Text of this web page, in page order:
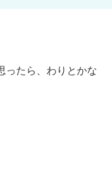
ったら、わりとかな